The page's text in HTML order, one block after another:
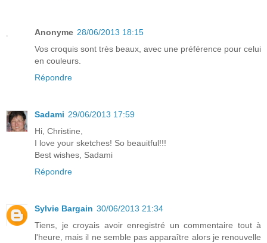
Anonyme 28/06/2013 18:15
Vos croquis sont très beaux, avec une préférence pour celui
en couleurs.
Répondre
Sadami 29/06/2013 17:59
Hi, Christine,
I love your sketches! So beauitful!!!
Best wishes, Sadami
Répondre
Sylvie Bargain 30/06/2013 21:34
Tiens, je croyais avoir enregistré un commentaire tout à
l'heure, mais il ne semble pas apparaître alors je renouvelle